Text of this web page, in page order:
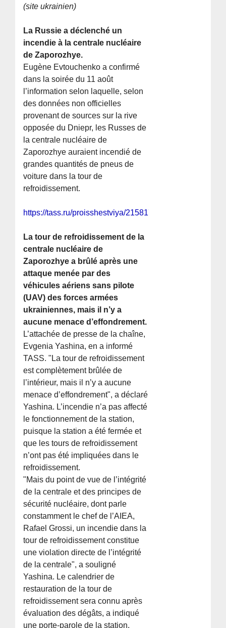
(site ukrainien)
La Russie a déclenché un
incendie à la centrale nucléaire
de Zaporozhye.
Eugène Evtouchenko a confirmé
dans la soirée du 11 août
l’information selon laquelle, selon
des données non officielles
provenant de sources sur la rive
opposée du Dniepr, les Russes de
la centrale nucléaire de
Zaporozhye auraient incendié de
grandes quantités de pneus de
voiture dans la tour de
refroidissement.
https://tass.ru/proisshestviya/21581767
La tour de refroidissement de la
centrale nucléaire de
Zaporozhye a brûlé après une
attaque menée par des
véhicules aériens sans pilote
(UAV) des forces armées
ukrainiennes, mais il n’y a
aucune menace d’effondrement.
L’attachée de presse de la chaîne,
Evgenia Yashina, en a informé
TASS. "La tour de refroidissement
est complètement brûlée de
l’intérieur, mais il n’y a aucune
menace d’effondrement", a déclaré
Yashina. L’incendie n’a pas affecté
le fonctionnement de la station,
puisque la station a été fermée et
que les tours de refroidissement
n’ont pas été impliquées dans le
refroidissement.
"Mais du point de vue de l’intégrité
de la centrale et des principes de
sécurité nucléaire, dont parle
constamment le chef de l’AIEA,
Rafael Grossi, un incendie dans la
tour de refroidissement constitue
une violation directe de l’intégrité
de la centrale", a souligné
Yashina. Le calendrier de
restauration de la tour de
refroidissement sera connu après
évaluation des dégâts, a indiqué
une porte-parole de la station.